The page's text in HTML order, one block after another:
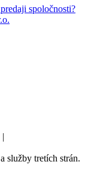
spoločnosti?
služby tretích strán.